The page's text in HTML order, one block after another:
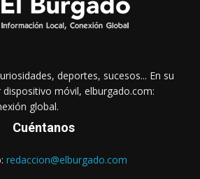
deportes, sucesos... En su
móvil, elburgado.com:
global.
Cuéntanos
redaccion@elburgado.com